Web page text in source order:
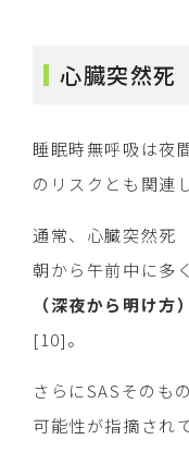
心臓突然死
睡眠時無呼吸は夜
のリスクとも関連
通常、心臓突然死
朝から午前中に多
（深夜から明け方
[10]。
さらにSASそのも
可能性が指摘され